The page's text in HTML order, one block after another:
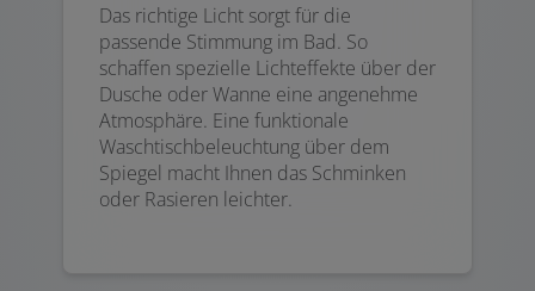
Das richtige Licht sorgt für die
passende Stimmung im Bad. So
schaffen spezielle Lichteffekte über der
Dusche oder Wanne eine angenehme
Atmosphäre. Eine funktionale
Waschtischbeleuchtung über dem
Spiegel macht Ihnen das Schminken
oder Rasieren leichter.